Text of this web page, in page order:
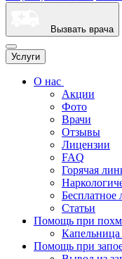
Вызвать врача
Услуги
О нас
Акции
Фото
Врачи
Отзывы
Лицензии
FAQ
Горячая
Бесплатное
Статьи
Помощь при
Капельница
Помощь при